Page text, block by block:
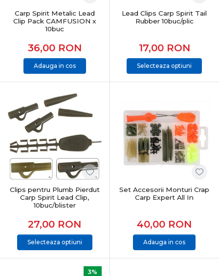
Carp Spirit Metalic Lead
Clip Pack CAMFUSION x
10buc
36,00 RON
Adauga in cos
Lead Clips Carp Spirit Tail
Rubber 10buc/plic
17,00 RON
Selecteaza optiuni
Clips pentru Plumb Pierdut
Carp Spirit Lead Clip,
10buc/blister
27,00 RON
Selecteaza optiuni
Set Accesorii Monturi Crap
Carp Expert All In
40,00 RON
Adauga in cos
3%